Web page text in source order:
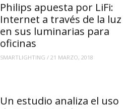
Philips apuesta por LiFi:
Internet a través de la luz
en sus luminarias para
oficinas
SMARTLIGHTING /21 MARZO, 2018
Un estudio analiza el uso